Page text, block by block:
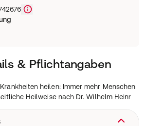
& Pflichtangaben
heilen: Immer mehr Menschen
Heilweise nach Dr. Wilhelm Heinr